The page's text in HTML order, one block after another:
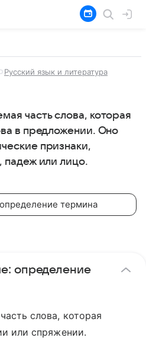
Русский язык и литература
часть слова, которая
в предложении. Оно
признаки,
падеж или лицо.
термина
определение
слова, которая
или спряжении.